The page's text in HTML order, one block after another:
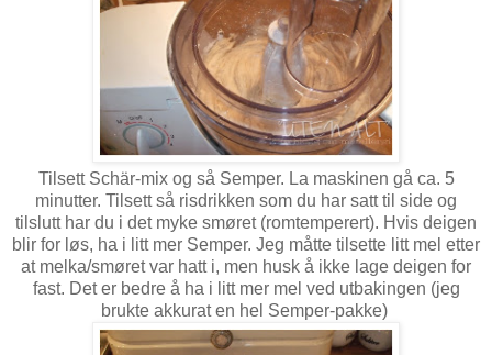
Tilsett Schär-mix og så Semper. La maskinen gå ca. 5
minutter. Tilsett så risdrikken som du har satt til side og
tilslutt har du i det myke smøret (romtemperert). Hvis deigen
blir for løs, ha i litt mer Semper. Jeg måtte tilsette litt mel etter
at melka/smøret var hatt i, men husk å ikke lage deigen for
fast. Det er bedre å ha i litt mer mel ved utbakingen (jeg
brukte akkurat en hel Semper-pakke)